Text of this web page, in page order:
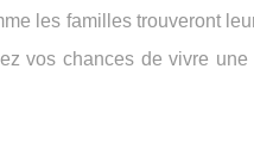
les familles trouveront
vos chances de vivre